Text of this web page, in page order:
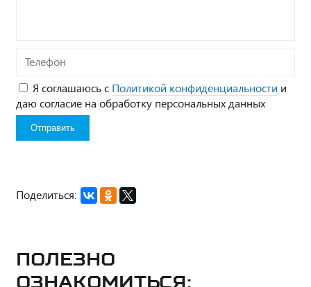
Телефон
Я соглашаюсь с Политикой конфиденциальности и
даю согласие на обработку персональных данных
Поделиться:
Полезно
ознакомиться: